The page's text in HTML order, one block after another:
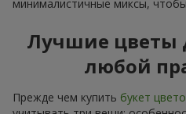
минималистичные миксы,
Лучшие цветы
любой
Прежде чем купить букет